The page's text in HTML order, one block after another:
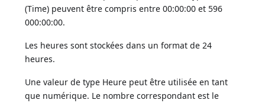
(Time) peuvent être compris entre 00:00:00 et 596
000:00:00.
Les heures sont stockées dans un format de 24
heures.
Une valeur de type Heure peut être utilisée en tant
que numérique. Le nombre correspondant est le